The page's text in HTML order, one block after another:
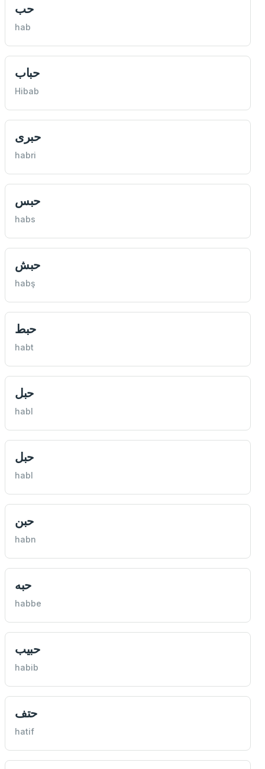
حب
hab
حباب
Hibab
حبری
habri
حبس
habs
حبش
habş
حبط
habt
حبل
habl
حبل
habl
حبن
habn
حبه
habbe
حبيب
habib
حتف
hatif